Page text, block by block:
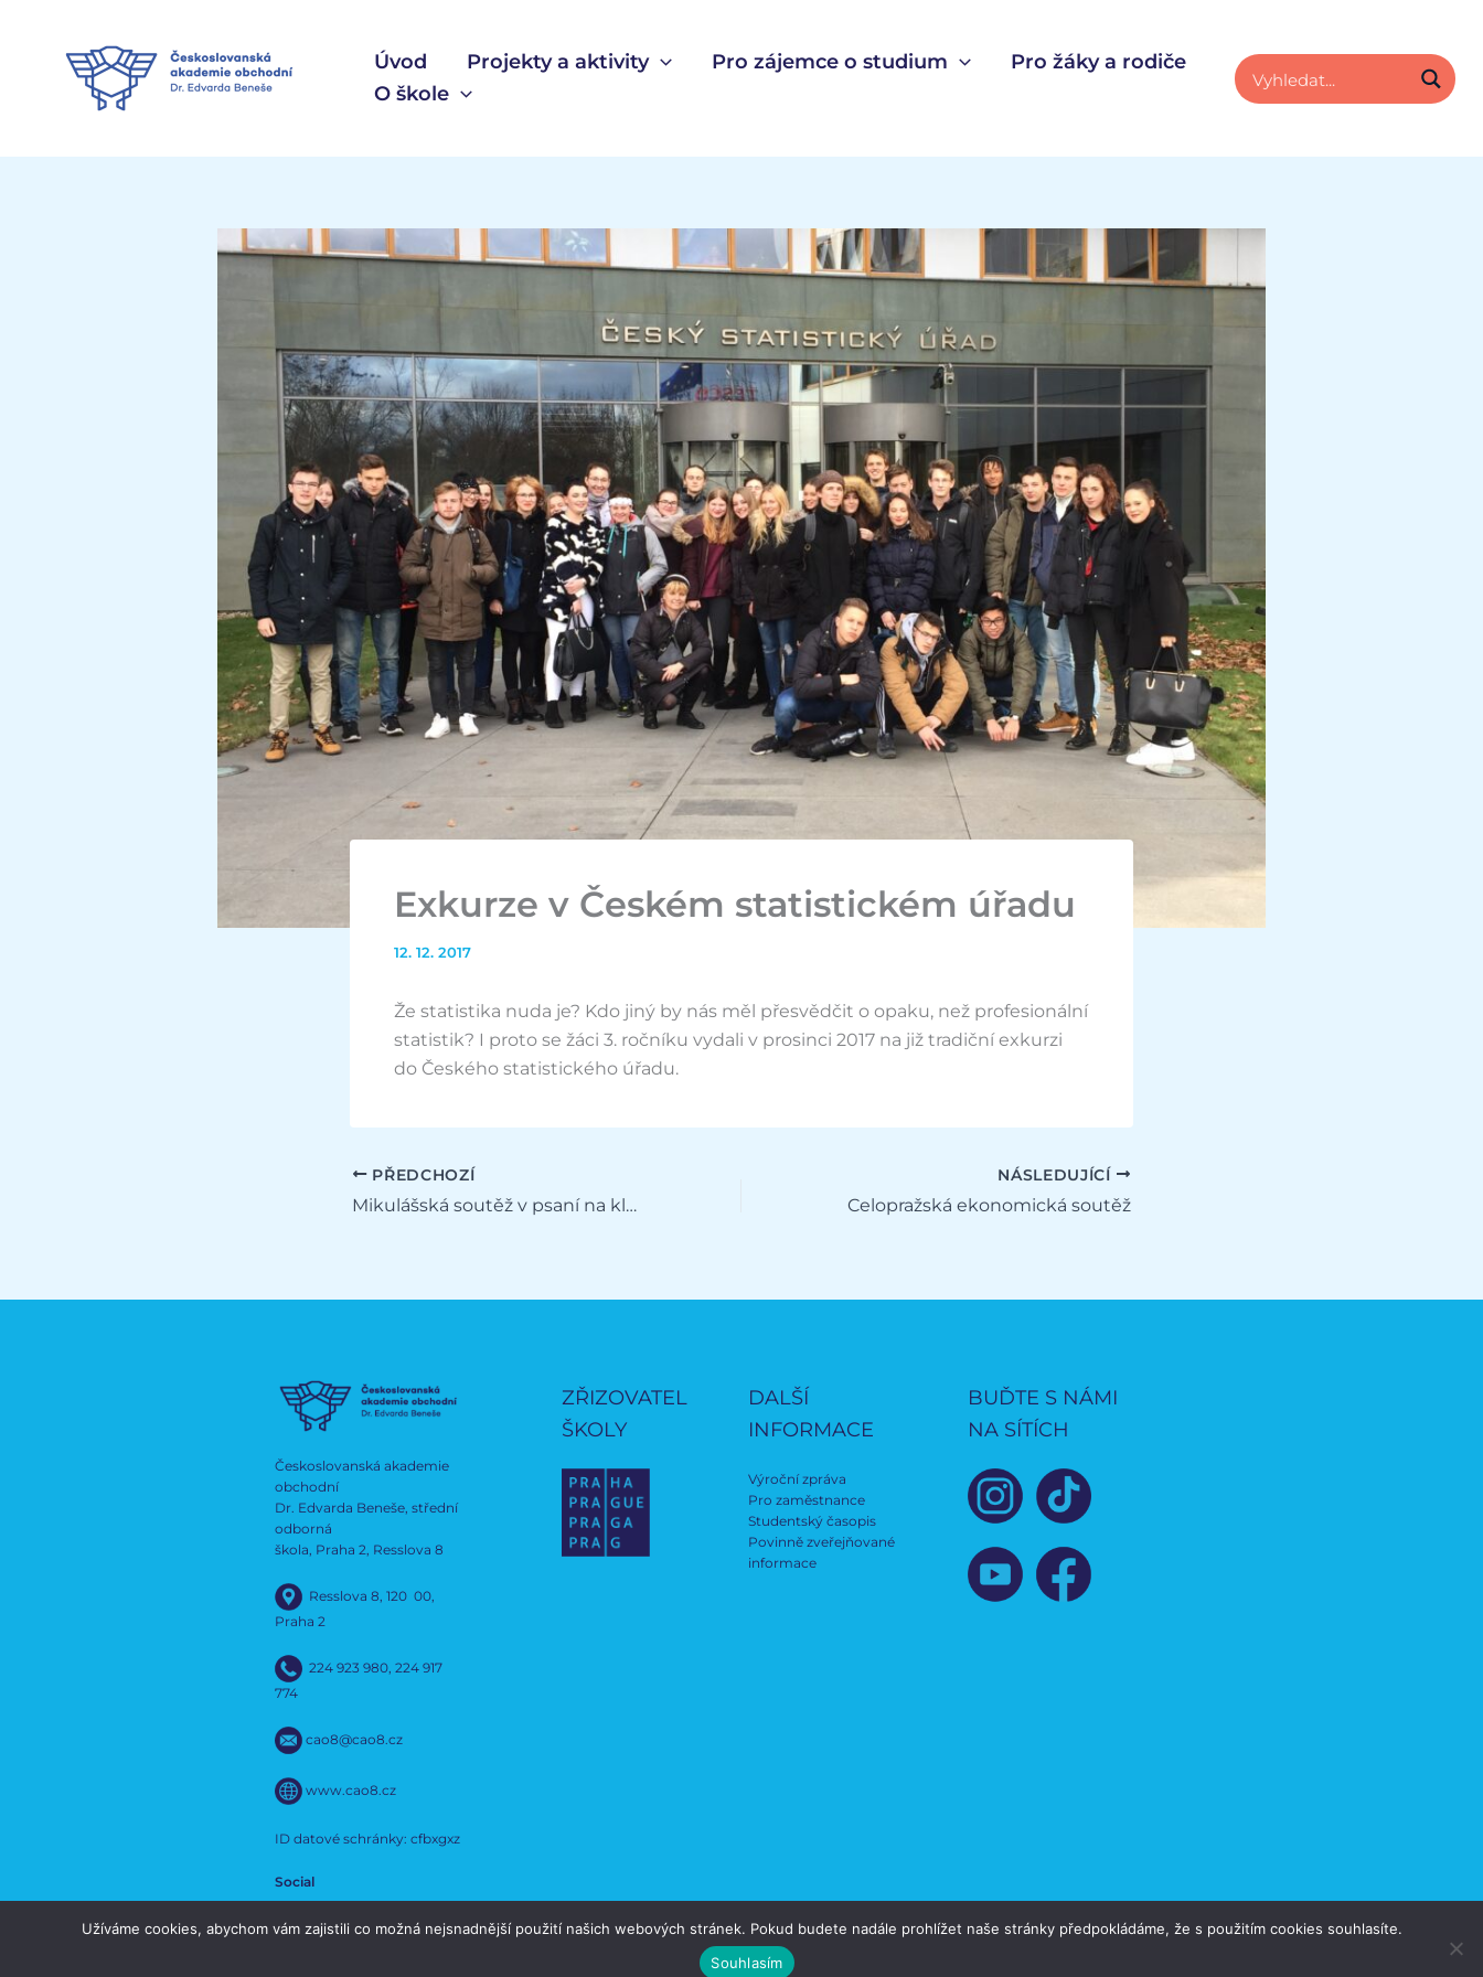
Úvod Projekty a aktivity Pro zájemce o studium
Pro žáky a rodiče
O škole
Exkurze v Českém statistickém úřadu
12. 12. 2017
Že statistika nuda je? Kdo jiný by nás měl přesvědčit o opaku, než profesionální
statistik? I proto se žáci 3. ročníku vydali v prosinci 2017 na již tradiční exkurzi
do Českého statistického úřadu.
PŘEDCHOZÍ
Mikulášská soutěž v psaní na klávesnici
NÁSLEDUJÍCÍ
Celopražská ekonomická soutěž
Českoslovanská akademie
obchodní
Dr. Edvarda Beneše, střední
odborná
škola, Praha 2, Resslova 8
Resslova 8, 120 00,
Praha 2
224 923 980 ,224 917
774
cao8@cao8.cz
www.cao8.cz
ID datové schránky: cfbxgxz
Social
ZŘIZOVATEL
ŠKOLY
DALŠÍ
INFORMACE
Výroční zpráva
Pro zaměstnance
Studentský časopis
Povinně zveřejňované
informace
BUĎTE S NÁMI
NA SÍTÍCH
Užíváme cookies, abychom vám zajistili co možná nejsnadnější použití našich webových stránek. Pokud budete nadále prohlížet naše stránky předpokládáme, že s použitím cookies souhlasíte.
Souhlasím